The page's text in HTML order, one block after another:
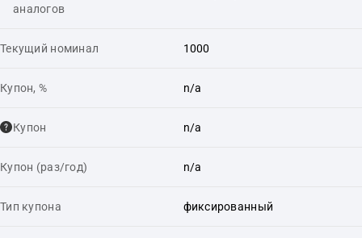
аналогов
Текущий номинал 1000
Купон, % n/a
Купон n/a
Купон (раз/год) n/a
Тип купона фиксированный